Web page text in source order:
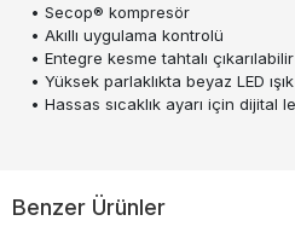
• Secop® kompresör
• Akıllı uygulama kontrolü
• Entegre kesme tahtalı
• Yüksek parlaklıkta beyaz LED ışık
• Hassas sıcaklık ayarı için dijital
Benzer Ürünler